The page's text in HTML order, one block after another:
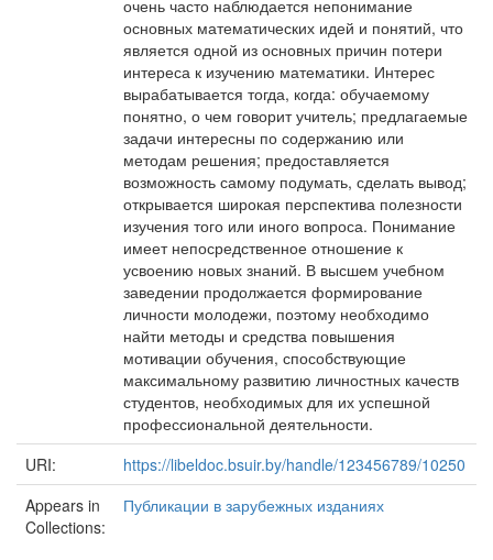
очень часто наблюдается непонимание
основных математических идей и понятий, что
является одной из основных причин потери
интереса к изучению математики. Интерес
вырабатывается тогда, когда: обучаемому
понятно, о чем говорит учитель; предлагаемые
задачи интересны по содержанию или
методам решения; предоставляется
возможность самому подумать, сделать вывод;
открывается широкая перспектива полезности
изучения того или иного вопроса. Понимание
имеет непосредственное отношение к
усвоению новых знаний. В высшем учебном
заведении продолжается формирование
личности молодежи, поэтому необходимо
найти методы и средства повышения
мотивации обучения, способствующие
максимальному развитию личностных качеств
студентов, необходимых для их успешной
профессиональной деятельности.
URI:
https://libeldoc.bsuir.by/handle/123456789/10250
Appears in
Collections:
Публикации в зарубежных изданиях